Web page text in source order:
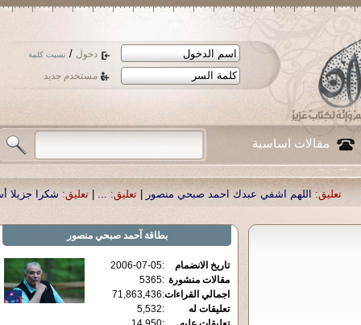
دخول / نسيت كلمة
مستخدم جديد
مقالات اساسية
اشفي عبدك احمد صبحي منصور تعليق: ...
|تعليق: شكرا جزيلا أستاذ حمد
بطاقة آحمد صبحي منصور
تاريخ الانضمام :
2006-07-05
مقالات منشورة :
5365
اجمالي القراءات:
71,863,436
تعليقات له
:
5,532